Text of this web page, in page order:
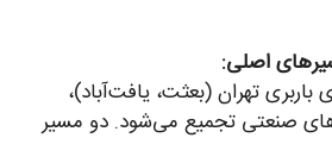
اصلی:
باربری تهران (بعثت، یافت‌آباد)،
صنعتی تجمیع می‌شود. دو مسیر